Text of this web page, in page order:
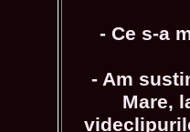
- Ce s-a
- Am
Mare,